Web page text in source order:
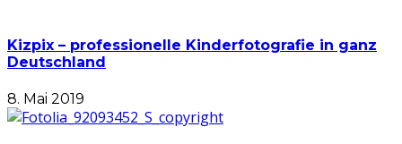
Kizpix – professionelle Kinderfotografie in ganz
Deutschland
8. Mai 2019